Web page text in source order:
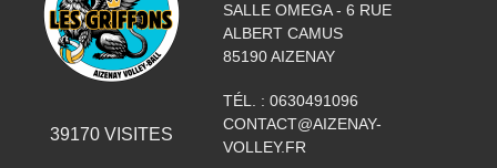
39170VISITES
SALLE OMEGA - 6 RUE
ALBERT CAMUS
85190 AIZENAY
TÉL. : 0630491096
CONTACT@AIZENAY-
VOLLEY.FR